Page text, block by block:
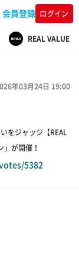
会員登録 ログイン
REAL VALUE
年03月24日 19:00
をジャッジ【REAL
が開催！
5382